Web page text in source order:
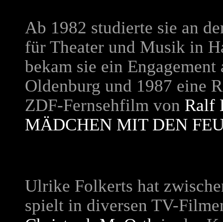
Ab 1982 studierte sie an
für Theater und Musik in
bekam sie ein Engagement
Oldenburg und 1987 eine
ZDF-Fernsehfilm von Ralf
MÄDCHEN MIT DEN
Ulrike Folkerts hat
spielt in diversen TV-